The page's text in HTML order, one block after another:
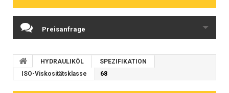
Preisanfrage
HYDRAULIKÖL
SPEZIFIKATION
ISO-Viskositätsklasse
68